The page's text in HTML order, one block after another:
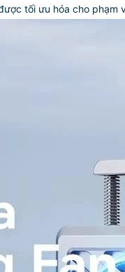
tối ưu hóa cho phạm